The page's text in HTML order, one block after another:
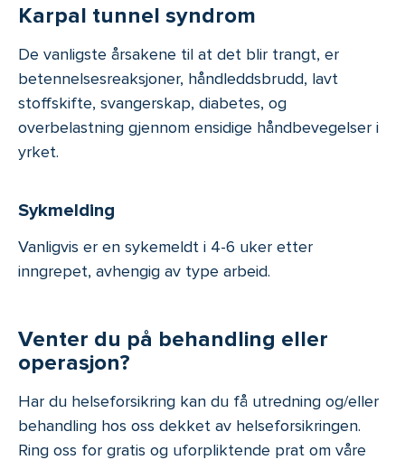
Karpal tunnel syndrom
De vanligste årsakene til at det blir trangt, er
betennelsesreaksjoner, håndleddsbrudd, lavt
stoffskifte, svangerskap, diabetes, og
overbelastning gjennom ensidige håndbevegelser i
yrket.
Sykmelding
Vanligvis er en sykemeldt i 4-6 uker etter
inngrepet, avhengig av type arbeid.
Venter du på behandling eller
operasjon?
Har du helseforsikring kan du få utredning og/eller
behandling hos oss dekket av helseforsikringen.
Ring oss for gratis og uforpliktende prat om våre